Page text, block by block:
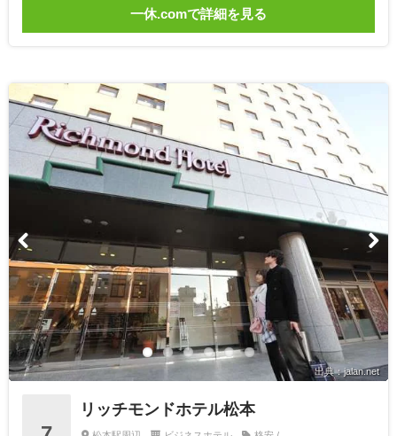
一休.comで詳細を見る
出典：jalan.net
リッチモンドホテル松本